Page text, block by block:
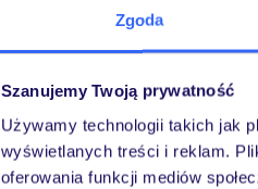
Zgoda
Szanujemy Twoją prywatność
Używamy technologii takich jak
wyświetlanych treści i reklam.
oferowania funkcji mediów